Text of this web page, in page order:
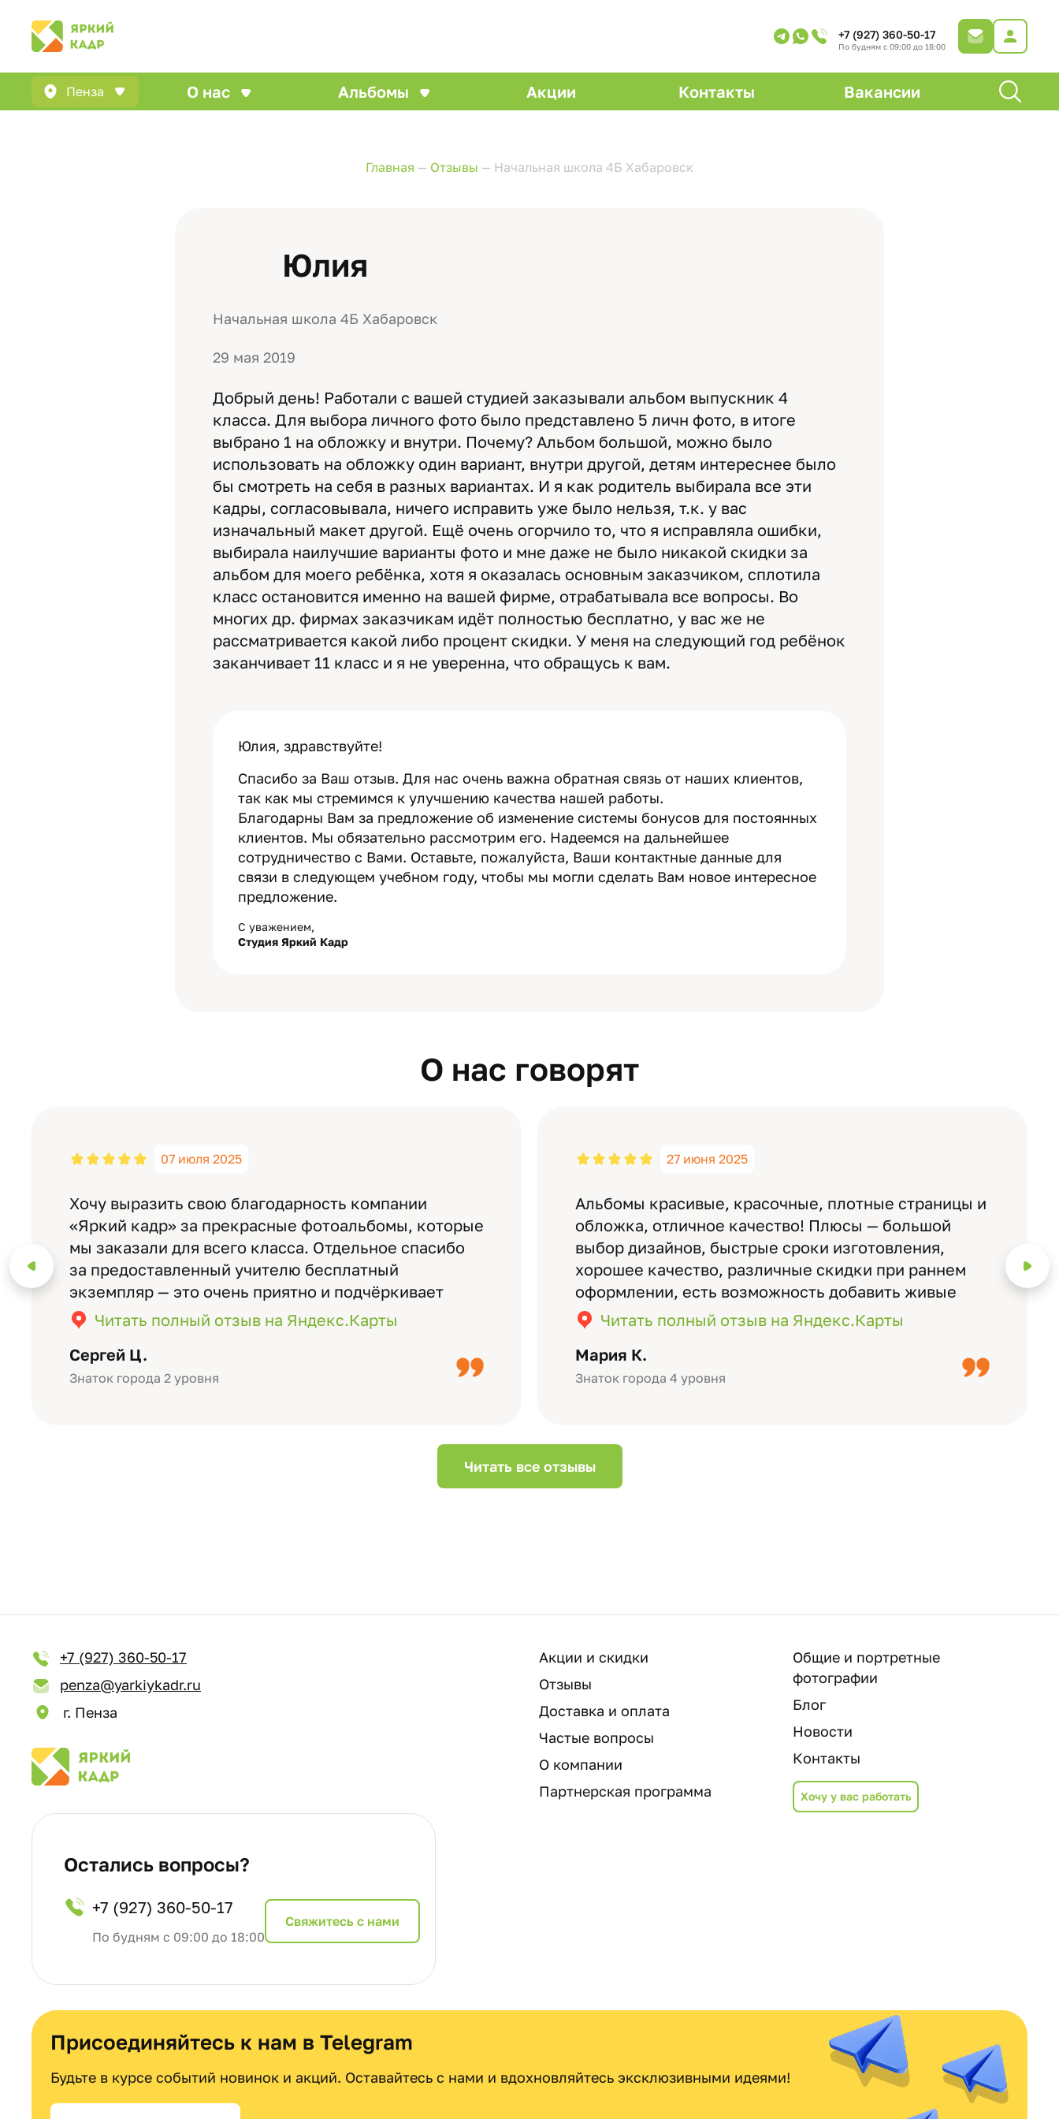
+7 (927) 360-50-17
По будням с 09:00 до 18:00
Пенза О нас Альбомы Акции Контакты Вакансии
Главная — Отзывы — Начальная школа 4Б Хабаровск
Юлия
Начальная школа 4Б Хабаровск
29 мая 2019
Добрый день! Работали с вашей студией заказывали альбом выпускник 4
класса. Для выбора личного фото было представлено 5 личн фото, в итоге
выбрано 1 на обложку и внутри. Почему? Альбом большой, можно было
использовать на обложку один вариант, внутри другой, детям интереснее было
бы смотреть на себя в разных вариантах. И я как родитель выбирала все эти
кадры, согласовывала, ничего исправить уже было нельзя, т.к. у вас
изначальный макет другой. Ещё очень огорчило то, что я исправляла ошибки,
выбирала наилучшие варианты фото и мне даже не было никакой скидки за
альбом для моего ребёнка, хотя я оказалась основным заказчиком, сплотила
класс остановится именно на вашей фирме, отрабатывала все вопросы. Во
многих др. фирмах заказчикам идёт полностью бесплатно, у вас же не
рассматривается какой либо процент скидки. У меня на следующий год ребёнок
заканчивает 11 класс и я не уверенна, что обращусь к вам.
Юлия, здравствуйте!
Спасибо за Ваш отзыв. Для нас очень важна обратная связь от наших клиентов,
так как мы стремимся к улучшению качества нашей работы.
Благодарны Вам за предложение об изменение системы бонусов для постоянных
клиентов. Мы обязательно рассмотрим его. Надеемся на дальнейшее
сотрудничество с Вами. Оставьте, пожалуйста, Ваши контактные данные для
связи в следующем учебном году, чтобы мы могли сделать Вам новое интересное
предложение.
С уважением,
Студия Яркий Кадр
О нас говорят
Сергей Ц.
Знаток города 2 уровня
07 июля 2025
Хочу выразить свою благодарность компании
«Яркий кадр» за прекрасные фотоальбомы, которые
мы заказали для всего класса. Отдельное спасибо
за предоставленный учителю бесплатный
экземпляр — это очень приятно и подчёркивает
значимость события. Качество альбомов на высшем
уровне: плотная бумага, красивый дизайн….
Читать полный отзыв на Яндекс.Карты
Мария К.
Знаток города 4 уровня
27 июня 2025
Альбомы красивые, красочные, плотные страницы и
обложка, отличное качество! Плюсы — большой
выбор дизайнов, быстрые сроки изготовления,
хорошее качество, различные скидки при раннем
оформлении, есть возможность добавить живые
кадры (потом можно смотреть через телефон
короткое видео с детьми, воспитателями).
Небольшой…
Читать полный отзыв на Яндекс.Карты
Читать все отзывы
+7 (927) 360-50-17
penza@yarkiykadr.ru
г. Пенза
Акции и скидки
Отзывы
Доставка и оплата
Частые вопросы
О компании
Партнерская программа
Общие и портретные
фотографии
Блог
Новости
Контакты
Хочу у вас работать
Остались вопросы?
+7 (927) 360-50-17
По будням с 09:00 до 18:00
Cвяжитесь с нами
Присоединяйтесь к нам в Telegram
Будьте в курсе событий новинок и акций. Оставайтесь с нами и вдохновляйтесь эксклюзивными идеями!